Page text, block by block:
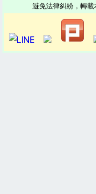
避免法律糾紛，轉載